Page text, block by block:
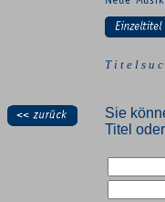
T i t e l s u
Sie
Titel